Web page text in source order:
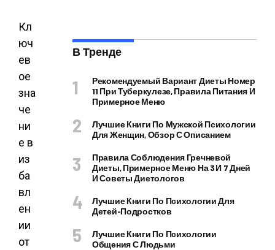
Кл
юч
ев
ое
зна
че
ни
е в
из
ба
вл
ен
ии
от
В Тренде
Рекомендуемый Вариант Диеты Номер
11 При Туберкулезе, Правила Питания И
Примерное Меню
Лучшие Книги По Мужской Психологии
Для Женщин, Обзор С Описанием
Правила Соблюдения Гречневой
Диеты, Примерное Меню На 3 И 7 Дней
И Советы Диетологов
Лучшие Книги По Психологии Для
Детей-Подростков
Лучшие Книги По Психологии
Общения С Людьми